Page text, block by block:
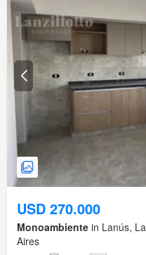
USD 270.000
Monoambiente in Lanús,
Aires